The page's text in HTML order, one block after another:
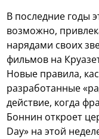
В последние годы
возможно,
нарядами своих
фильмов на
Новые правила,
разработанные
действие, когда
Боннин откроет
Day» на этой